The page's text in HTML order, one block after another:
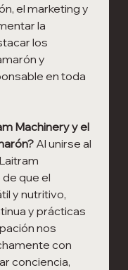
el marketing y
la
los
y
en toda
Machinery y el
Al unirse al
que el
y nutritivo,
y prácticas
nos
con
conciencia,